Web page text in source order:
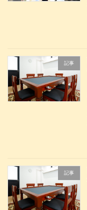
記事
記事